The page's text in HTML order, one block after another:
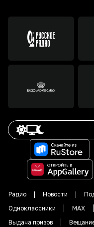
Радио Новости
Одноклассники
MAX
Выдача призов